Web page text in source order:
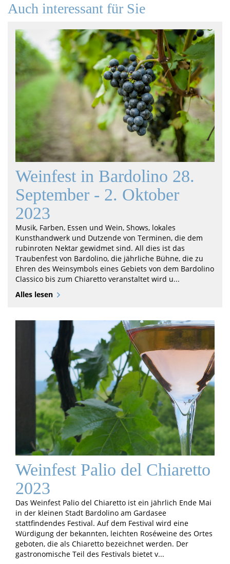
Auch interessant für Sie
Weinfest in Bardolino 28.
September - 2. Oktober
2023
Musik, Farben, Essen und Wein, Shows, lokales
Kunsthandwerk und Dutzende von Terminen, die dem
rubinroten Nektar gewidmet sind. All dies ist das
Traubenfest von Bardolino, die jährliche Bühne, die zu
Ehren des Weinsymbols eines Gebiets von dem Bardolino
Classico bis zum Chiaretto veranstaltet wird u...
Alles lesen
Weinfest Palio del Chiaretto
2023
Das Weinfest Palio del Chiaretto ist ein jährlich Ende Mai
in der kleinen Stadt Bardolino am Gardasee
stattfindendes Festival. Auf dem Festival wird eine
Würdigung der bekannten, leichten Roséweine des Ortes
geboten, die als Chiaretto bezeichnet werden. Der
gastronomische Teil des Festivals bietet v...